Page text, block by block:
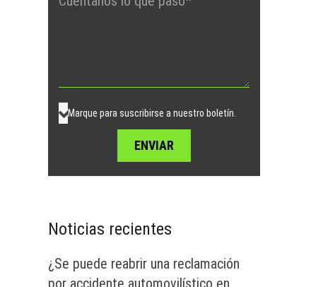
vacío.
Marque para suscribirse a nuestro boletín.
Noticias recientes
¿Se puede reabrir una reclamación
por accidente automovilístico en